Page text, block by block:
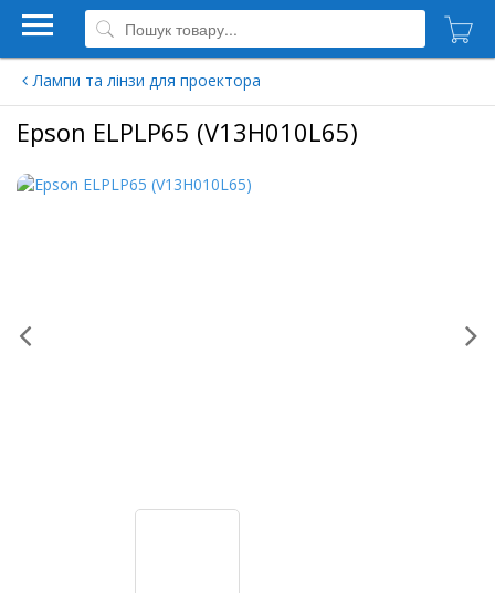
Лампи та лінзи для проектора
Epson ELPLP65 (V13H010L65)